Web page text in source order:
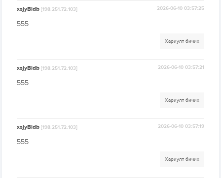
xsjyBldb[198.251.72.103] 2026-06-10 03:57:25
555
Хариулт бичих
xsjyBldb[198.251.72.103] 2026-06-10 03:57:21
555
Хариулт бичих
xsjyBldb[198.251.72.103] 2026-06-10 03:57:19
555
Хариулт бичих